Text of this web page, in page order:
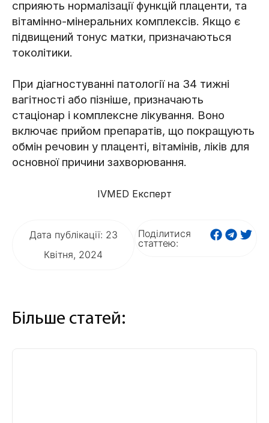
сприяють нормалізації функцій плаценти, та
вітамінно-мінеральних комплексів. Якщо є
підвищений тонус матки, призначаються
токолітики.
При діагностуванні патології на 34 тижні
вагітності або пізніше, призначають
стаціонар і комплексне лікування. Воно
включає прийом препаратів, що покращують
обмін речовин у плаценті, вітамінів, ліків для
основної причини захворювання.
IVMED Експерт
Дата публікації: 23
Квітня, 2024
Поділитися
статтею:
Більше статей: